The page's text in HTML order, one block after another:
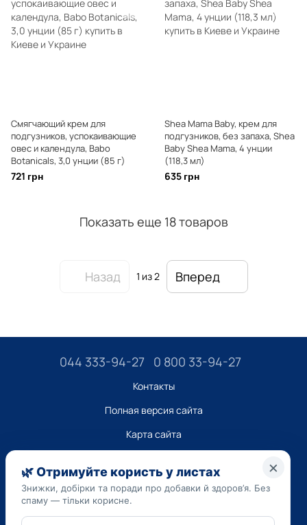
Смягчающий крем для
подгузников, успокаивающие
овес и календула, Babo
Botanicals, 3,0 унции (85 г)
721 грн
Shea Mama Baby, крем для
подгузников, без запаха, Shea
Baby Shea Mama, 4 унции
(118,3 мл)
635 грн
Показать еще 18 товаров
Назад 1 из 2 Вперед
044 333-94-27 0 800 33-94-27
Контакты
Полная версия сайта
Карта сайта
Код ЄДРПОУ 45223262
Дата регистрации 14.09.2023
Приведенная на сайте dobavki.ua информация носит